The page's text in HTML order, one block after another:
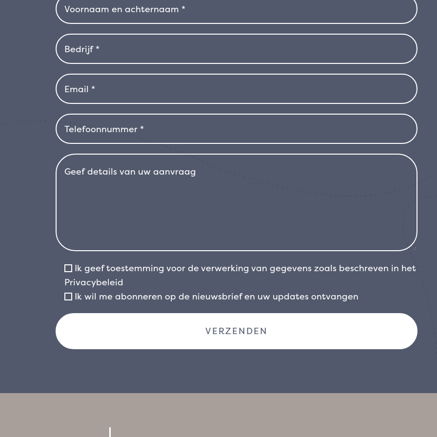
plant die zich gemakkelijk aanpast aan verschillende soorten grond, mits deze
goed gedraineerd is. Hij geeft de voorkeur aan zonnige locaties, waar zijn rijke
kleur het best tot zijn recht komt, maar hij verdraagt ook halfschaduw. Hij is
bestand tegen droogte, wind en zout, waardoor hij ideaal is voor tuinen aan de
beschermen of in een pot te kweken, zodat hij naar een meer beschutte plek kan
worden verplaatst.
te passen aan verschillende omgevingsomstandigheden is Phormium tenax
‘Sundowner’ een ideale plant voor wie op zoek is naar een decoratieve en
winterharde vlassoort die de tuin kan verrijken met een exotische en verfijnde
toets.
Ik geef toestemming voor de verwerking van gegevens zoals beschreven in het
Privacybeleid
Ik wil me abonneren op de nieuwsbrief en uw updates ontvangen